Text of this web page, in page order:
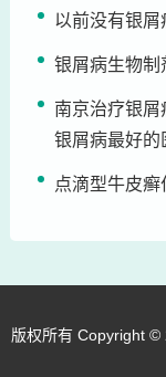
以前没有银屑
银屑病生物制
南京治疗银
银屑病最好的
点滴型牛皮
版权所有 Copyright